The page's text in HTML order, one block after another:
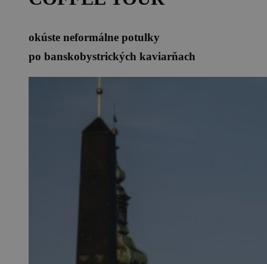
okúste neformálne potulky
po banskobystrických kaviarňach